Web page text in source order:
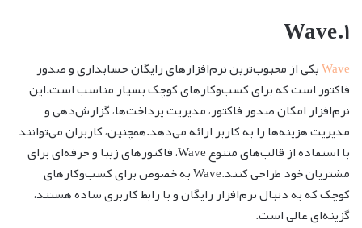
۱.Wave
Waveیکی از محبوب‌ترین نرم‌افزارهای رایگان حسابداری و صدور
فاکتور است که برای کسب‌وکارهای کوچک بسیار مناسب است.این
نرم‌افزار امکان صدور فاکتور، مدیریت پرداخت‌ها، گزارش‌دهی و
مدیریت هزینه‌ها را به کاربر ارائه می‌دهد.همچنین، کاربران می‌توانند
با استفاده از قالب‌های متنوع Wave، فاکتورهای زیبا و حرفه‌ای برای
مشتریان خود طراحی کنند.Wave به خصوص برای کسب‌وکارهای
کوچک که به دنبال نرم‌افزار رایگان و با رابط کاربری ساده هستند،
گزینه‌ای عالی است.